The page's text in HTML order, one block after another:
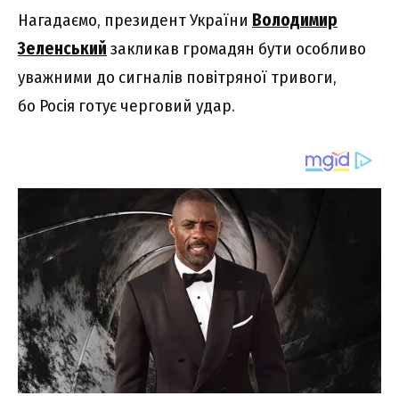
Нагадаємо, президент України Володимир
Зеленський закликав громадян бути особливо
уважними до сигналів повітряної тривоги,
бо Росія готує черговий удар.